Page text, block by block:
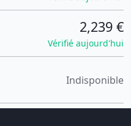
2,239 €
Vérifié aujourd'hui
Indisponible